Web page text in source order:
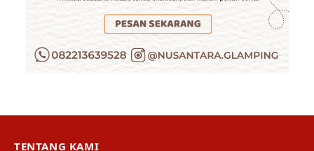
TENTANG KAMI